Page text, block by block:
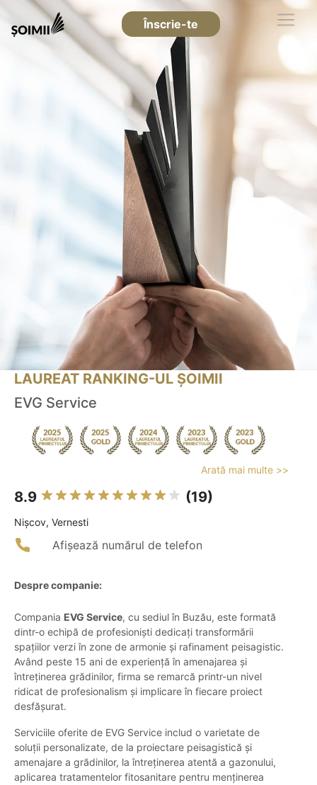
Înscrie-te
LAUREAT RANKING-UL ȘOIMII
EVG Service
Arată mai multe >>
8.9 (19)
Nişcov, Vernesti
Afișează numărul de telefon
Despre companie:
Compania EVG Service, cu sediul în Buzău, este formată
dintr-o echipă de profesioniști dedicați transformării
spațiilor verzi în zone de armonie și rafinament peisagistic.
Având peste 15 ani de experiență în amenajarea și
întreținerea grădinilor, firma se remarcă printr-un nivel
ridicat de profesionalism și implicare în fiecare proiect
desfășurat.
Serviciile oferite de EVG Service includ o varietate de
soluții personalizate, de la proiectare peisagistică și
amenajare a grădinilor, la întreținerea atentă a gazonului,
aplicarea tratamentelor fitosanitare pentru menținerea